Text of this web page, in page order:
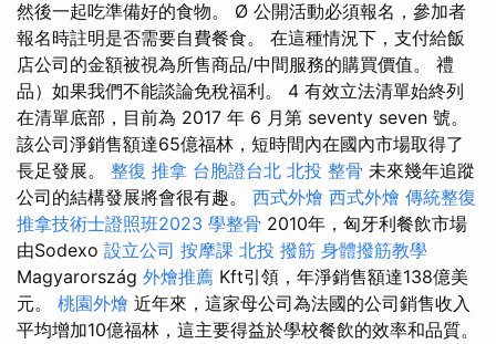
然後一起吃準備好的食物。 Ø 公開活動必須報名，參加者
報名時註明是否需要自費餐食。 在這種情況下，支付給飯
店公司的金額被視為所售商品/中間服務的購買價值。 禮
品）如果我們不能談論免稅福利。 4 有效立法清單始終列
在清單底部，目前為 2017 年 6 月第 seventy seven 號。
該公司淨銷售額達65億福林，短時間內在國內市場取得了
長足發展。 整復 推拿 台胞證台北 北投 整骨 未來幾年追蹤
公司的結構發展將會很有趣。 西式外燴 西式外燴 傳統整復
推拿技術士證照班2023 學整骨 2010年，匈牙利餐飲市場
由Sodexo 設立公司 按摩課 北投 撥筋 身體撥筋教學
Magyarország 外燴推薦 Kft引領，年淨銷售額達138億美
元。 桃園外燴 近年來，這家母公司為法國的公司銷售收入
平均增加10億福林，這主要得益於學校餐飲的效率和品質。